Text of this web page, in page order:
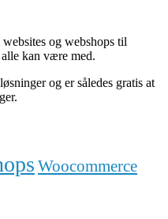
og webshops til
kan være med.
og er således gratis at
Woocommerce